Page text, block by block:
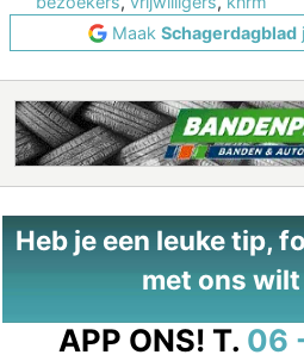
Maak Schagerdagblad
Heb je een leuke tip,
met ons
APP ONS! T. 06